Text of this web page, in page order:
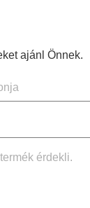
ajánl Önnek.